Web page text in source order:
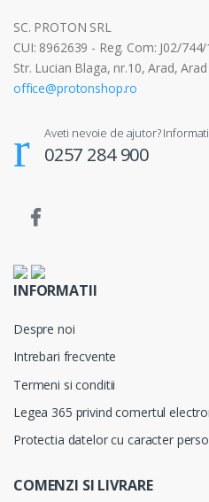
SC. PROTON SRL
CUI: 8962639 - Reg. Com: J02/
Str. Lucian Blaga, nr.10, Arad, Arad
office@protonshop.ro
Aveti nevoie de ajutor?
0257 284 900
INFORMATII
Despre noi
Intrebari frecvente
Termeni si conditii
Legea 365 privind comertul
Protectia datelor cu caracter
COMENZI SI LIVRARE